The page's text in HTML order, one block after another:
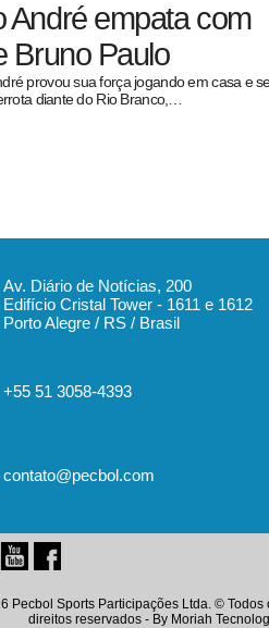
André empata com
Bruno Paulo
provou sua força jogando em casa e
diante do Rio Branco,…
Av. Diário de Notícias, 200
Edifício Cristal Tower - 1611 e 1612
Porto Alegre / RS / Brasil
+55 51 3058-4393
contato@pecbol.com
Pecbol Sports Participações Ltda. © Todos
direitos reservados - By Moriah